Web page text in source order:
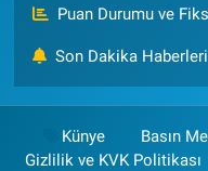
Puan Durumu ve
Son Dakika Haberleri
Künye Basın
Gizlilik ve KVK Politikası